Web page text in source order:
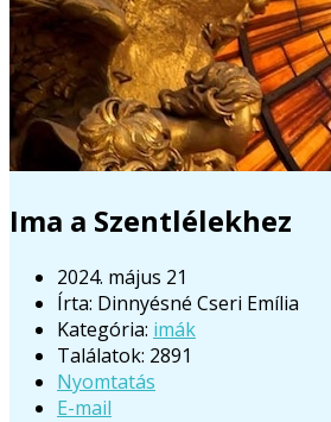
Ima a Szentlélekhez
2024. május 21
Írta: Dinnyésné Cseri Emília
Kategória: imák
Találatok: 2891
Nyomtatás
E-mail